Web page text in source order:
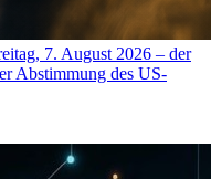
7. August 2026 – der
Abstimmung des US-